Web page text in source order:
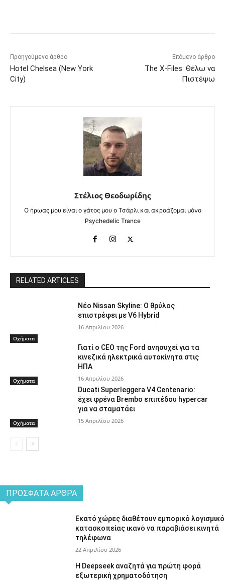
Προηγούμενο άρθρο
Hotel Chelsea (New York
City)
Επόμενο άρθρο
The X-Files: Θέλω να
Πιστέψω
Στέλιος Θεοδωρίδης
Ο ήρωας μου είναι ο γάτος μου ο Τσάρλι και ακροάζομαι μόνο
Psychedelic Trance
RELATED ARTICLES
Οχήματα
Νέο Nissan Skyline: Ο θρύλος
επιστρέφει με V6 Hybrid
16 Απριλίου 2026
Οχήματα
Γιατί ο CEO της Ford ανησυχεί για τα
κινεζικά ηλεκτρικά αυτοκίνητα στις
ΗΠΑ
16 Απριλίου 2026
Οχήματα
Ducati Superleggera V4 Centenario:
έχει φρένα Brembo επιπέδου hypercar
για να σταματάει
15 Απριλίου 2026
ΠΡΌΣΦΑΤΑ ΆΡΘΡΑ
Εκατό χώρες διαθέτουν εμπορικό λογισμικό
κατασκοπείας ικανό να παραβιάσει κινητά
τηλέφωνα
22 Απριλίου 2026
Η Deepseek αναζητά για πρώτη φορά
εξωτερική χρηματοδότηση